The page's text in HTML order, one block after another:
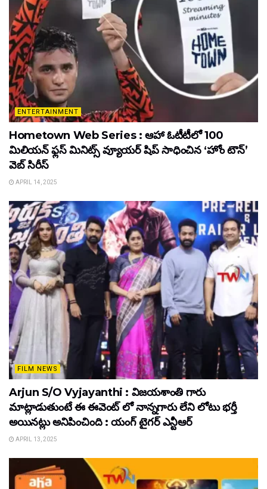
ENTERTAINMENT
Hometown Web Series : ఆహా ఓటీటీలో 100
మిలియన్ ఫ్లస్ మినిట్స్ వ్యూయర్ షిప్ సాధించిన ‘హోం టౌన్’
వెబ్ సిరీస్
APRIL 14, 2025
FILM NEWS
Arjun S/O Vyjayanthi : విజయశాంతి గారు
మాట్లాడుతుంటే ఈ ఈవెంట్ లో నాన్నగారు లేని లోటు భర్తీ
అయినట్లు అనిపించింది : యంగ్ టైగర్ ఎన్టీఆర్
APRIL 13, 2025